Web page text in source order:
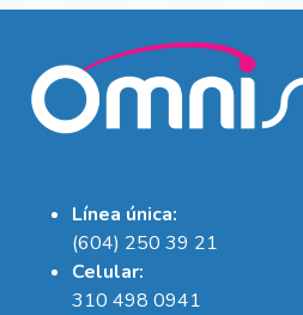
Línea única:
(604) 250 39 21
Celular:
310 498 0941